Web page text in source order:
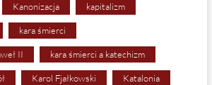
Kanonizacja kapitalizm
kara śmierci
II kara śmierci a katechizm
Karol Fjałkowski Katalonia